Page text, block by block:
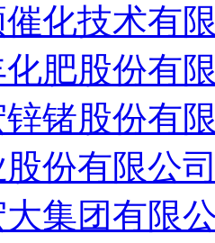
催化技术有
化肥股份有
锌锗股份有
股份有限公
大集团有限